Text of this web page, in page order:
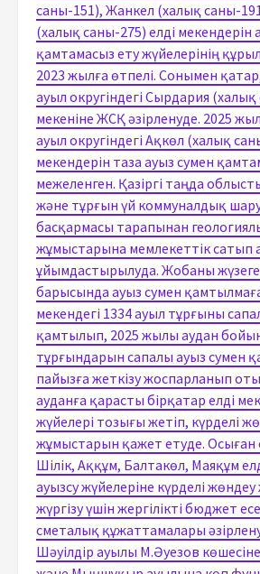
саны-151), Жанкел (халық саны-
(халық саны-275) елді мекендерін
қамтамасыз ету жүйелерінің
2023 жылға өтпелі. Сонымен
ауыл округіндегі Сырдария (халық
мекеніне ЖСҚ әзірленуде. 2025
ауыл округіндегі Ақкөл (халық
мекендерін таза ауыз сумен
межеленген. Қазіргі таңда
және тұрғын үй коммуналдық
басқармасы тарапынан
жұмыстарына мемлекеттік сатып
ұйымдастырылуда. Жобаны
барысында ауыз сумен
мекендегі 1334 ауыл тұрғыны
қамтылып, 2025 жылы аудан
тұрғындарын сапалы ауыз сумен
пайызға жеткізу жоспарланып
ауданға қарасты бірқатар елді
жүйелері тозығы жетіп, күрделі
жұмыстарын қажет етуде. Осыған
Шілік, Аққұм, Балтакөл, Маяқұм
ауызсу жүйелеріне күрделі
жүргізу үшін жергілікті бюджет
сметалық құжаттамалары
Шәуілдір ауылы М.Әуезов